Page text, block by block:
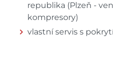
republika (Plzeň -
kompresory)
vlastní servis s